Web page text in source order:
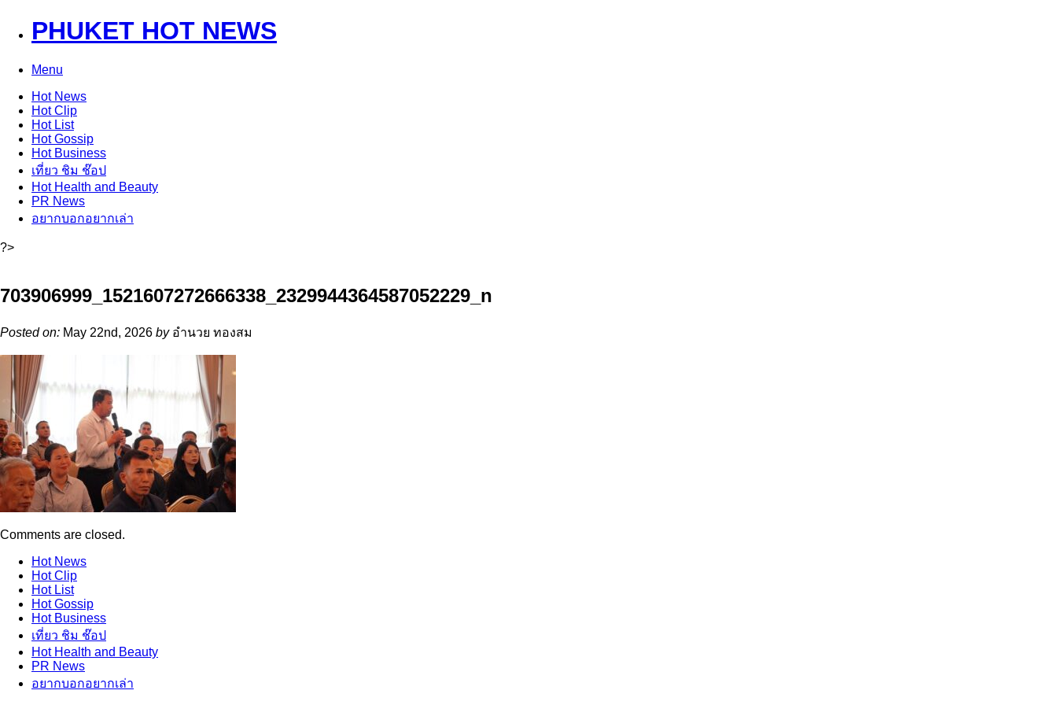
PHUKET HOT NEWS
Menu
HotNews
HotClip
HotList
HotGossip
HotBusiness
เที่ยว ชิม ช๊อป
HotHealth and Beauty
PR News
อยากบอกอยากเล่า
?>
703906999_1521607272666338_2329944364587052229_n
Posted on: May 22nd, 2026 byอำนวย ทองสม
Comments are closed.
HotNews
HotClip
HotList
HotGossip
HotBusiness
เที่ยว ชิม ช๊อป
HotHealth and Beauty
PR News
อยากบอกอยากเล่า